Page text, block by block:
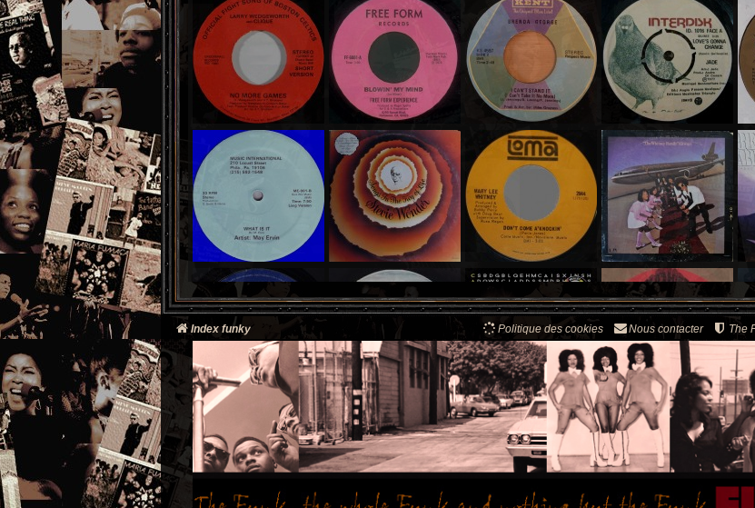
Index funky The
Nous contacter
Politique des cookies